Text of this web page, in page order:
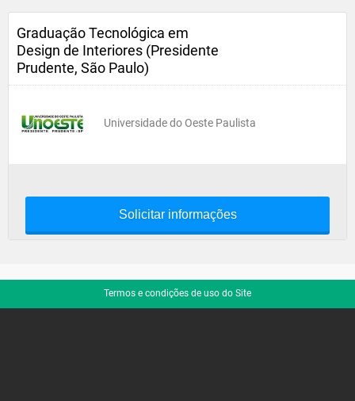
Graduação Tecnológica em
Design de Interiores (Presidente
Prudente, São Paulo)
Universidade do Oeste Paulista
Solicitar informações
Termos e condições de uso do Site